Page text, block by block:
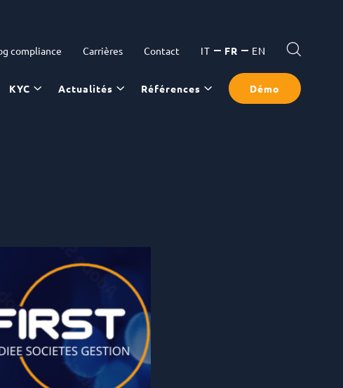
compliance Carrières Contact IT FR EN
KYC Actualités Références Démo